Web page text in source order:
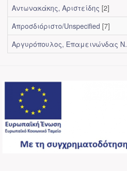
Αντωνακάκης, Αριστείδης [2]
Απροσδιόριστο/Unspecified [7]
Αργυρόπουλος, Επαμεινώνδας Ν.